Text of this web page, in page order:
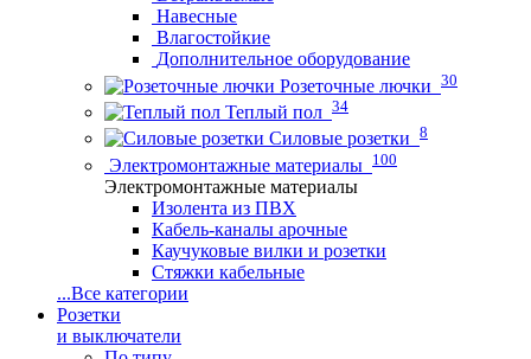
Навесные
Влагостойкие
Дополнительное оборудование
Розеточные лючки 30
Теплый пол 34
Силовые розетки 8
Электромонтажные материалы 100
Электромонтажные материалы
Изолента из ПВХ
Кабель-каналы арочные
Каучуковые вилки и розетки
Стяжки кабельные
...Все категории
Розетки
и выключатели